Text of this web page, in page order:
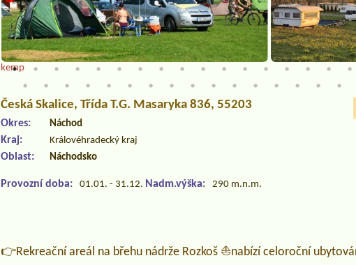
kemp
Česká Skalice, Třída T.G. Masaryka 836, 55203
Okres: Náchod
Kraj: Královéhradecký kraj
Oblast: Náchodsko
Provozní doba: 01.01. - 31.12. Nadm.výška: 290 m.n.m.
👉Rekreační areál na břehu nádrže Rozkoš ⛵nabízí celoroční